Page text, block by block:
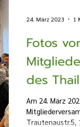
Fotos
des
Berlin
Am 24. März
Trautenaustr.5,
24. März 2023 1